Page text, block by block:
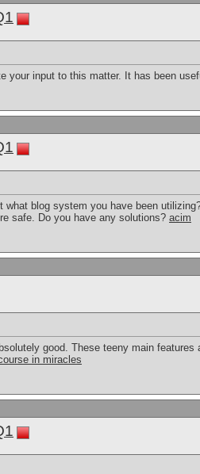
your input to this matter. It has been
what blog system you have been
safe. Do you have any solutions? acim
good. These teeny main
in miracles